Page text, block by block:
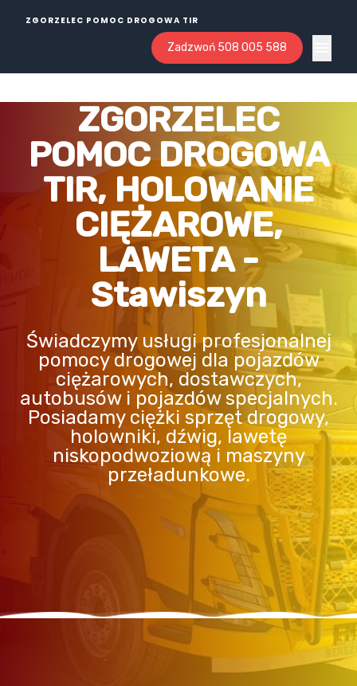
ZGORZELEC POMOC DROGOWA TIR
Zadzwoń 508 005 588
ZGORZELEC
POMOC DROGOWA
TIR, HOLOWANIE
CIĘŻAROWE,
LAWETA -
Stawiszyn
Świadczymy usługi profesjonalnej
pomocy drogowej dla pojazdów
ciężarowych, dostawczych,
autobusów i pojazdów specjalnych.
Posiadamy ciężki sprzęt drogowy,
holowniki, dźwig, lawetę
niskopodwoziową i maszyny
przeładunkowe.